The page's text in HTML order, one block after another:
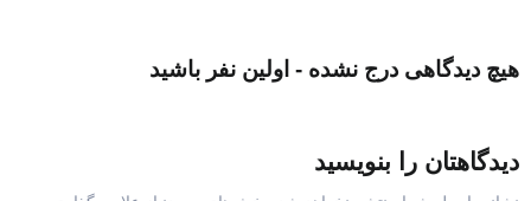
هیچ دیدگاهی درج نشده - اولین نفر باشید
دیدگاهتان را بنویسید